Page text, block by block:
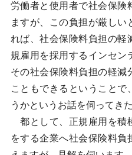
労働者と使用者で社会保険
ますが、この負担が厳し
れば、社会保険料負担の軽
規雇用を採用するインセン
その社会保険料負担の軽減
こともできるということ
うかというお話を伺ってき
都として、正規雇用を積
をする企業へ社会保険料